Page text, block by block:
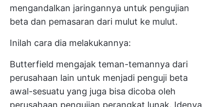
mengandalkan jaringannya untuk pengujian
beta dan pemasaran dari mulut ke mulut.
Inilah cara dia melakukannya:
Butterfield mengajak teman-temannya dari
perusahaan lain untuk menjadi penguji beta
awal-sesuatu yang juga bisa dicoba oleh
perusahaan pengujian perangkat lunak. Idenya